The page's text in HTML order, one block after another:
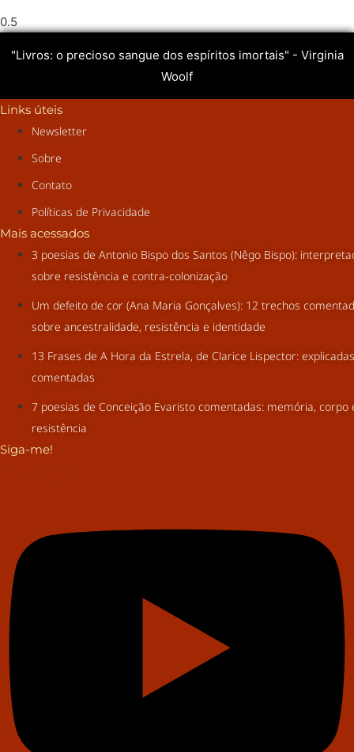
"Livros: o precioso sangue dos espíritos imortais" - Virginia
Woolf
Links úteis
Newsletter
Sobre
Contato
Políticas de Privacidade
Mais acessados
3 poesias de Antonio Bispo dos Santos (Nêgo Bispo):
sobre resistência e contra-colonização
Um defeito de cor (Ana Maria Gonçalves): 12 trechos
sobre ancestralidade, resistência e identidade
13 Frases de A Hora da Estrela, de Clarice Lispector:
comentadas
7 poesias de Conceição Evaristo comentadas: memória, corpo
resistência
Siga-me!